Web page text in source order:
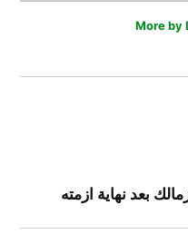
More by
بعد نهاية ازمته